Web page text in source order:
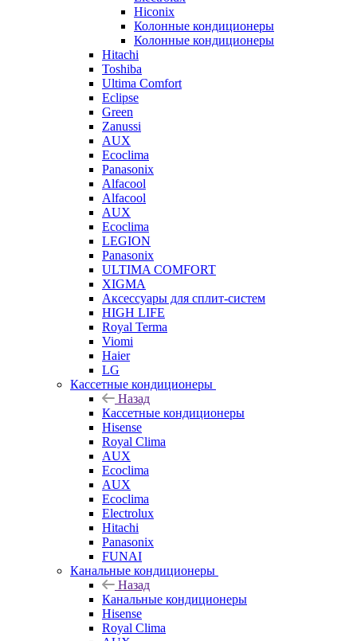
Hiconix
Колонные кондиционеры
Колонные кондиционеры
Hitachi
Toshiba
Ultima Comfort
Eclipse
Green
Zanussi
AUX
Ecoclima
Panasonix
Alfacool
Alfacool
AUX
Ecoclima
LEGION
Panasonix
ULTIMA COMFORT
XIGMA
Аксессуары для сплит-систем
HIGH LIFE
Royal Terma
Viomi
Haier
LG
Кассетные кондиционеры
Назад
Кассетные кондиционеры
Hisense
Royal Clima
AUX
Ecoclima
AUX
Ecoclima
Electrolux
Hitachi
Panasonix
FUNAI
Канальные кондиционеры
Назад
Канальные кондиционеры
Hisense
Royal Clima